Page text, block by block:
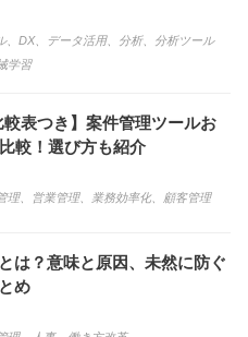
、 DX、 データ活用、 分析、 分析ツール
学習
較表つき】案件管理ツールお
較！選び方も紹介
理、 営業管理、 業務効率化、 顧客管理
は？意味と原因、未然に防ぐ
め